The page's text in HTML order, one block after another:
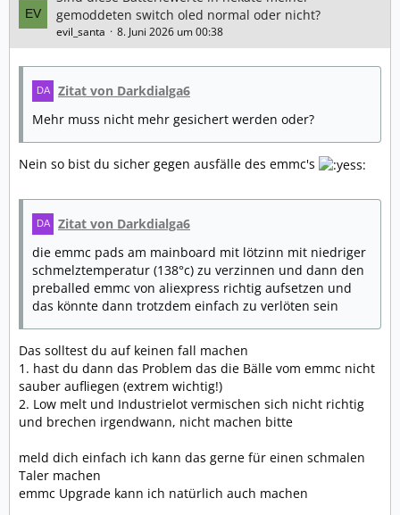
gemoddeten switch oled normal oder nicht?
evil_santa 8. Juni 2026 um 00:38
Zitat von Darkdialga6
Mehr muss nicht mehr gesichert werden oder?
Nein so bist du sicher gegen ausfälle des emmc's
Zitat von Darkdialga6
die emmc pads am mainboard mit lötzinn mit niedriger
schmelztemperatur (138°c) zu verzinnen und dann den
preballed emmc von aliexpress richtig aufsetzen und
das könnte dann trotzdem einfach zu verlöten sein
Das solltest du auf keinen fall machen
1. hast du dann das Problem das die Bälle vom emmc nicht
sauber aufliegen (extrem wichtig!)
2. Low melt und Industrielot vermischen sich nicht richtig
und brechen irgendwann, nicht machen bitte
meld dich einfach ich kann das gerne für einen schmalen
Taler machen
emmc Upgrade kann ich natürlich auch machen